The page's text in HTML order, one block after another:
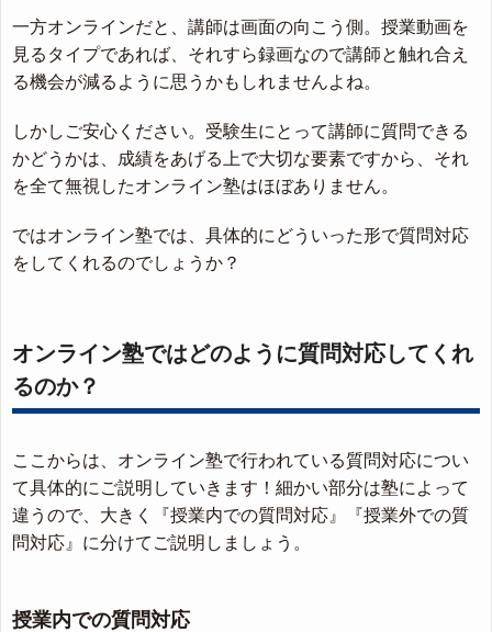
一方オンラインだと、講師は画面の向こう側。授業動画を
見るタイプであれば、それすら録画なので講師と触れ合え
る機会が減るように思うかもしれませんよね。
しかしご安心ください。受験生にとって講師に質問できる
かどうかは、成績をあげる上で大切な要素ですから、それ
を全て無視したオンライン塾はほぼありません。
ではオンライン塾では、具体的にどういった形で質問対応
をしてくれるのでしょうか？
オンライン塾ではどのように質問対応してくれ
るのか？
ここからは、オンライン塾で行われている質問対応につい
て具体的にご説明していきます！細かい部分は塾によって
違うので、大きく『授業内での質問対応』『授業外での質
問対応』に分けてご説明しましょう。
授業内での質問対応